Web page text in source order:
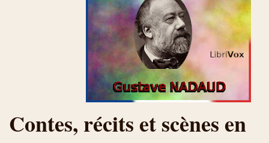
Contes, récits et scènes en